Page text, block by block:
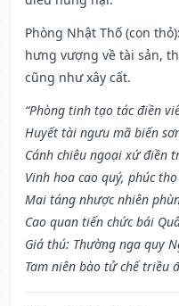
Phòng Nhật Thố (con
hưng vượng về tài sản,
cũng như xây cất.
“Phòng tinh tạo tác điền
Huyết tài ngưu mã biến
Cánh chiêu ngoại xứ điền
Vinh hoa cao quý, phúc
Mai táng nhược nhiên
Cao quan tiến chức bái
Giá thú: Thường nga quy
Tam niên bào tử chế triều